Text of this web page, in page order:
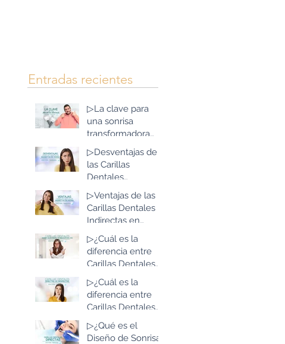
Entradas recientes
▷La clave para
una sonrisa
transformadora
con Implantes
Dentales y todo en
Bogotá, Colombia
▷Desventajas de
las Carillas
Dentales
Indirectas en
Resina de Alta
Estética: Lo que
▷Ventajas de las
Carillas Dentales
Indirectas en
Resina de Alta
Estética: Lo que
debes saber
▷¿Cuál es la
diferencia entre
Carillas Dentales
Indirectas en
Resina de Alta
Estética y las de
▷¿Cuál es la
diferencia entre
Carillas Dentales
Directas e
Indirectas?
▷¿Qué es el
Diseño de Sonrisa